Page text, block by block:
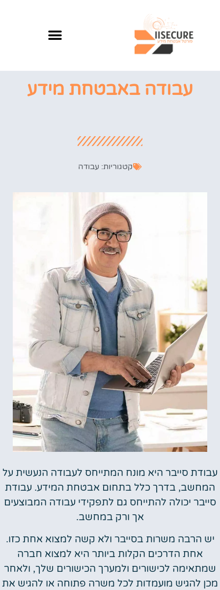
עבודה באבטחת מידע
קטגוריות: עבודה
עבודת סייבר היא מונח המתייחס לעבודה הנעשית על
המחשב, בדרך כלל בתחום אבטחת המידע. עבודת
סייבר יכולה להתייחס גם לתפקידי עבודה המבוצעים
אך ורק במחשב.
יש הרבה משרות בסייבר ולא קשה למצוא אחת כזו.
אחת הדרכים הקלות ביותר היא למצוא חברה
שמתאימה לכישורים ולמערך הכישורים שלך, ולאחר
מכן להגיש מועמדות לכל משרה פתוחה או להגיש את